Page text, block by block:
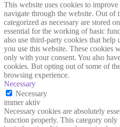
This website uses cookies to
navigate through the website. Out of
categorized as necessary are stored
essential for the working of basic
also use third-party cookies that help
you use this website. These cookies
only with your consent. You also
cookies. But opting out of some of
browsing experience.
Necessary
Necessary
immer aktiv
Necessary cookies are absolutely
function properly. This category only